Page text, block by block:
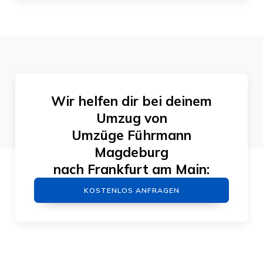
Wir helfen dir bei deinem
Umzug von
Umzüge Führmann
Magdeburg
nach Frankfurt am Main:
KOSTENLOS ANFRAGEN